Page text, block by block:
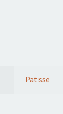
Patisse